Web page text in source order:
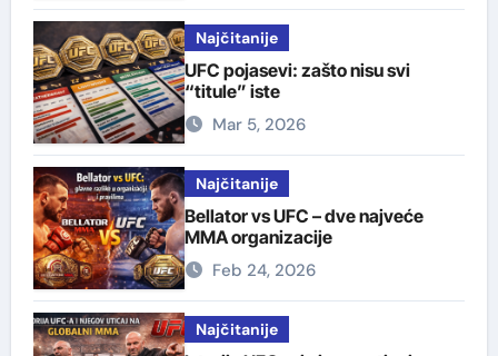
Najčitanije
UFC pojasevi: zašto nisu svi
“titule” iste
Mar 5, 2026
Najčitanije
Bellator vs UFC – dve najveće
MMA organizacije
Feb 24, 2026
Najčitanije